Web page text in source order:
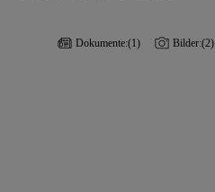
Dokumente:(1) Bilder:(2)